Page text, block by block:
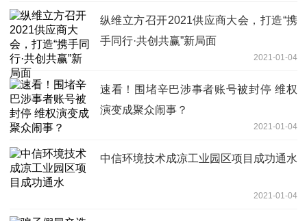
纵维立方召开2021供应商大会，打造“携
手同行·共创共赢”新局面
2021-01-04
速看！围堵辛巴涉事者账号被封停 维权
演变成聚众闹事？
2021-01-04
中信环境技术成凉工业园区项目成功通水
2021-01-04